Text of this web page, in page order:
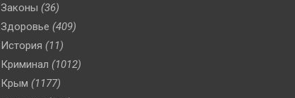
Законы (36)
Здоровье (409)
История (11)
Криминал (1012)
Крым (1177)